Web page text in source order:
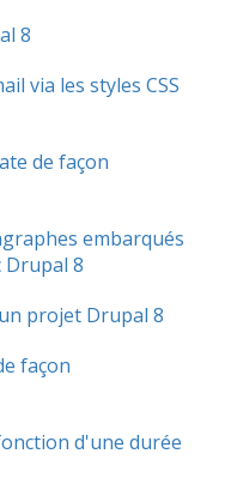
8
via les styles CSS
de façon
embarqués
Drupal 8
projet Drupal 8
façon
d'une durée